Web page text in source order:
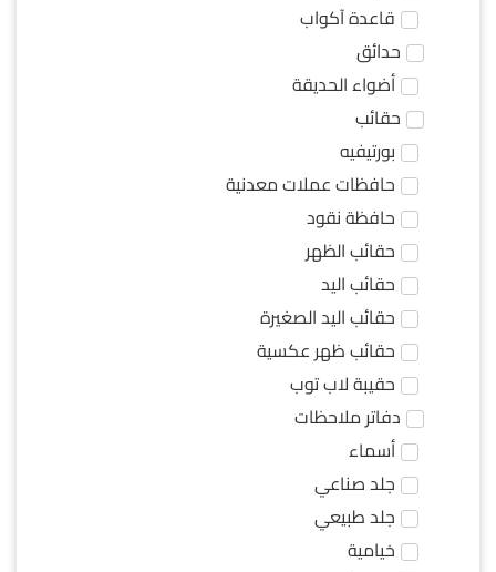
قاعدة آكواب
حدائق
أضواء الحديقة
حقائب
بورتيفيه
حافظات عملات معدنية
حافظة نقود
حقائب الظهر
حقائب اليد
حقائب اليد الصغيرة
حقائب ظهر عكسية
حقيبة لاب توب
دفاتر ملاحظات
أسماء
جلد صناعي
جلد طبيعي
خيامية